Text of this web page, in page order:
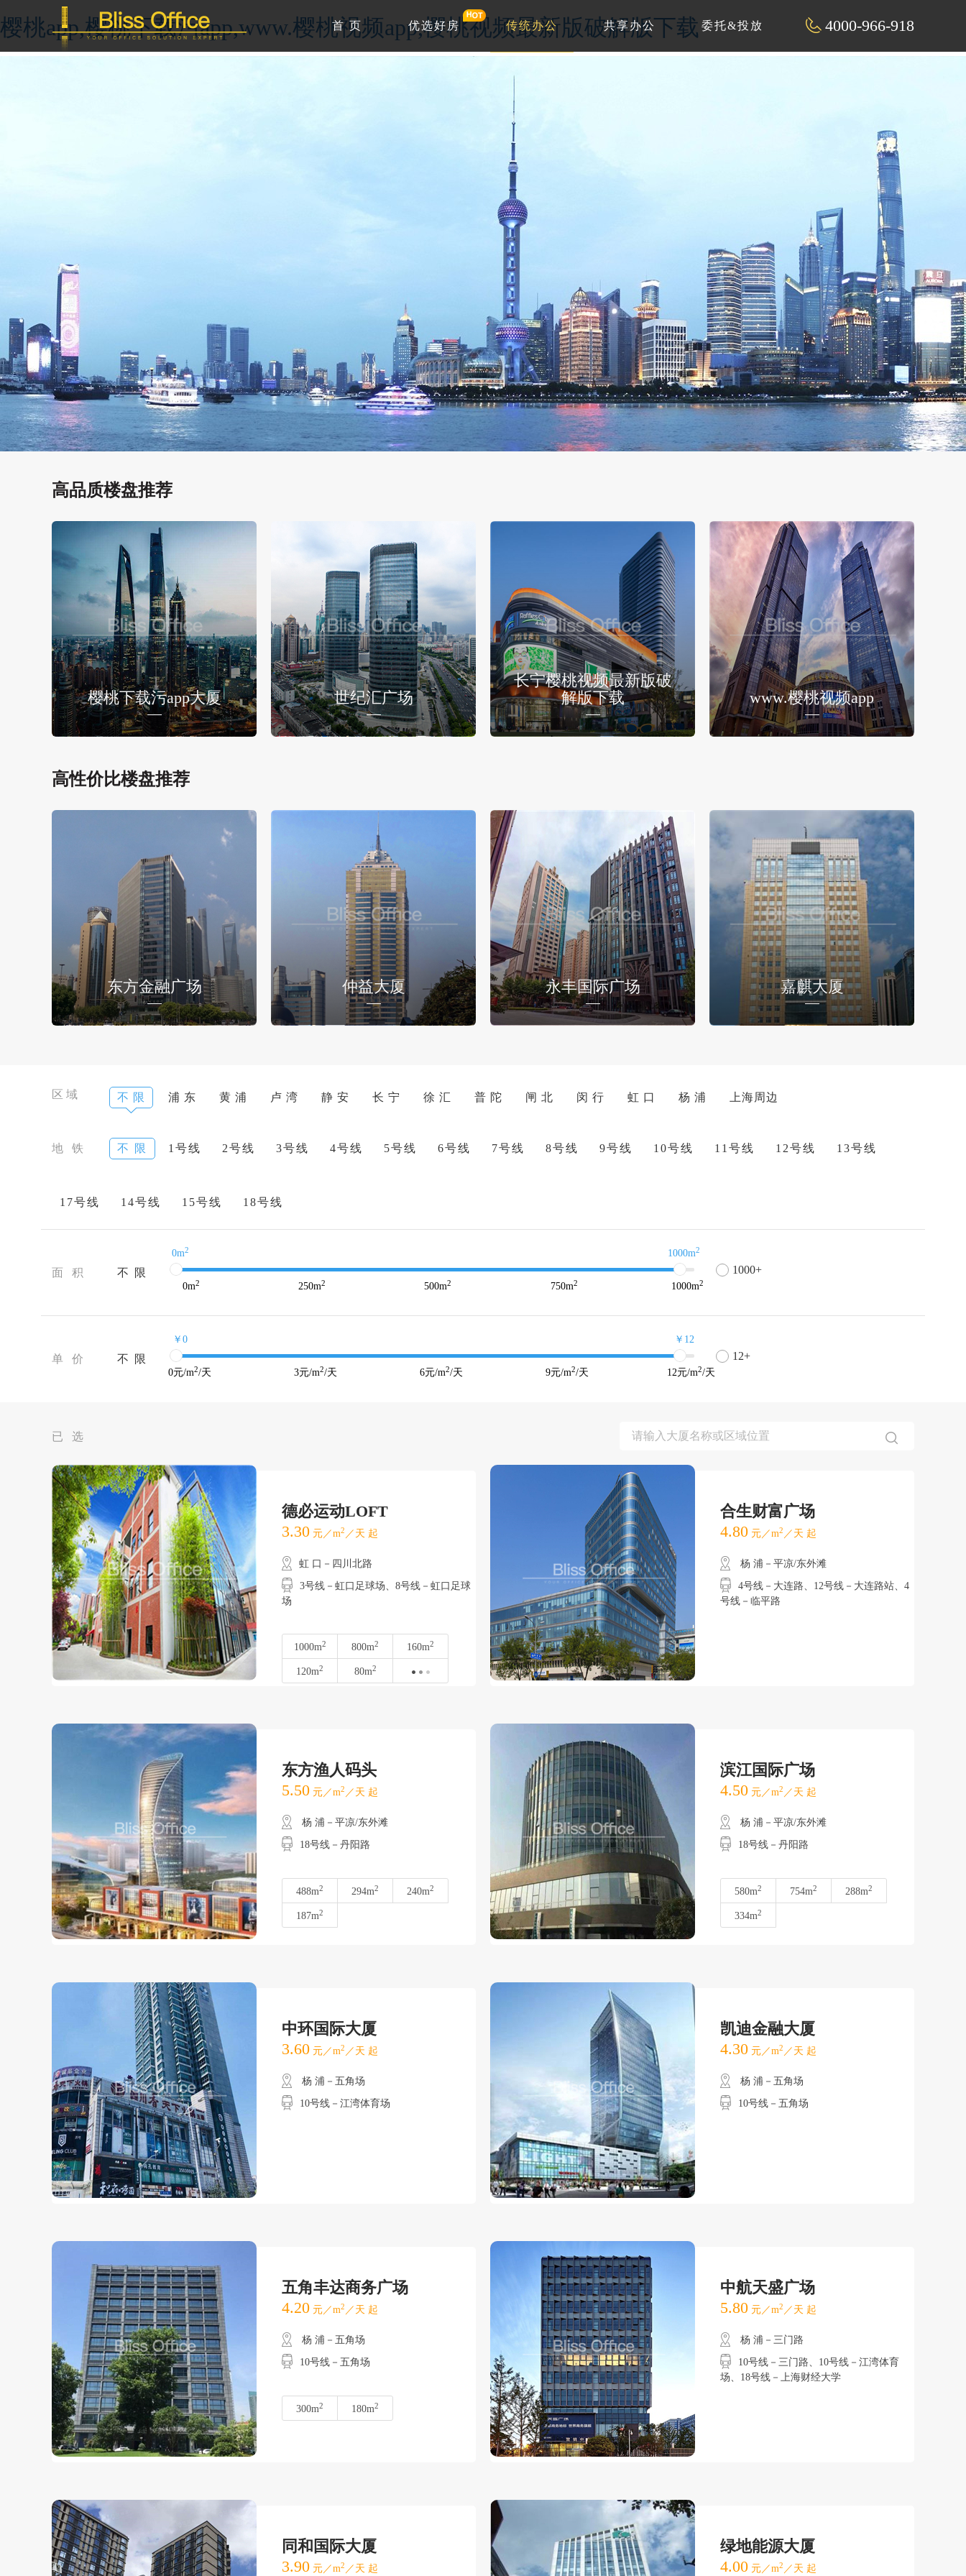
樱桃app,樱桃下载污app,www.樱桃视频app,樱桃视频最新版破解版下载 4000-966-918
首 页 优选好房 传统办公 共享办公 委托&投放
高品质楼盘推荐
樱桃下载污app大厦 世纪汇广场
长宁樱桃视频最新版破
解版下载
www.樱桃视频app
高性价比楼盘推荐
东方金融广场 仲益大厦 永丰国际广场 嘉麒大厦
区域 不 限 浦 东 黄 浦 卢 湾 静 安 长 宁 徐 汇 普 陀 闸 北 闵 行 虹 口 杨 浦 上海周边
地 铁 不 限 1号线 2号线 3号线 4号线 5号线 6号线 7号线 8号线 9号线 10号线 11号线 12号线 13号线
17号线 14号线 15号线 18号线
面 积 不 限
0m2 1000m2
0m2 250m2 500m2 750m2 1000m2
1000+
单 价 不 限
￥0 ￥12
0元/m2/天 3元/m2/天 6元/m2/天 9元/m2/天 12元/m2/天
12+
已 选
德必运动LOFT
3.30 元／m2 ／天 起
虹 口－四川北路
3号线－虹口足球场、8号线－虹口足球
场
1000m2 800m2 160m2
120m2 80m2
合生财富广场
4.80 元／m2 ／天 起
杨 浦－平凉/东外滩
4号线－大连路、12号线－大连路站、4
号线－临平路
东方渔人码头
5.50 元／m2 ／天 起
杨 浦－平凉/东外滩
18号线－丹阳路
488m2 294m2 240m2
187m2
滨江国际广场
4.50 元／m2 ／天 起
杨 浦－平凉/东外滩
18号线－丹阳路
580m2 754m2 288m2
334m2
中环国际大厦
3.60 元／m2 ／天 起
杨 浦－五角场
10号线－江湾体育场
凯迪金融大厦
4.30 元／m2 ／天 起
杨 浦－五角场
10号线－五角场
五角丰达商务广场
4.20 元／m2 ／天 起
杨 浦－五角场
10号线－五角场
300m2 180m2
中航天盛广场
5.80 元／m2 ／天 起
杨 浦－三门路
10号线－三门路、10号线－江湾体育
场、18号线－上海财经大学
同和国际大厦
3.90 元／m2 ／天 起
绿地能源大厦
4.00 元／m2 ／天 起